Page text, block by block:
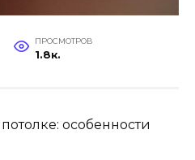
ПРОСМОТРОВ
1.8к.
особенности